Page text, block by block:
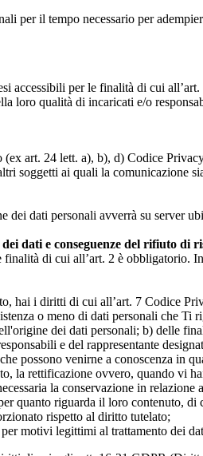
per il tempo necessario per
accessibili per le finalità di cui all’art.
loro qualità di incaricati e/o
(ex art. 24 lett. a), b), d) Codice
soggetti ai quali la comunicazione
dei dati personali avverrà su server
dati e conseguenze del rifiuto di
di cui all’art. 2 è obbligatorio.
hai i diritti di cui all’art. 7 Codice
o meno di dati personali che
dei dati personali; b) delle
e del rappresentante
possono venirne a conoscenza in
la rettificazione ovvero, quando vi
la conservazione in
quanto riguarda il loro contenuto,
rispetto al diritto tutelato;
motivi legittimi al trattamento dei